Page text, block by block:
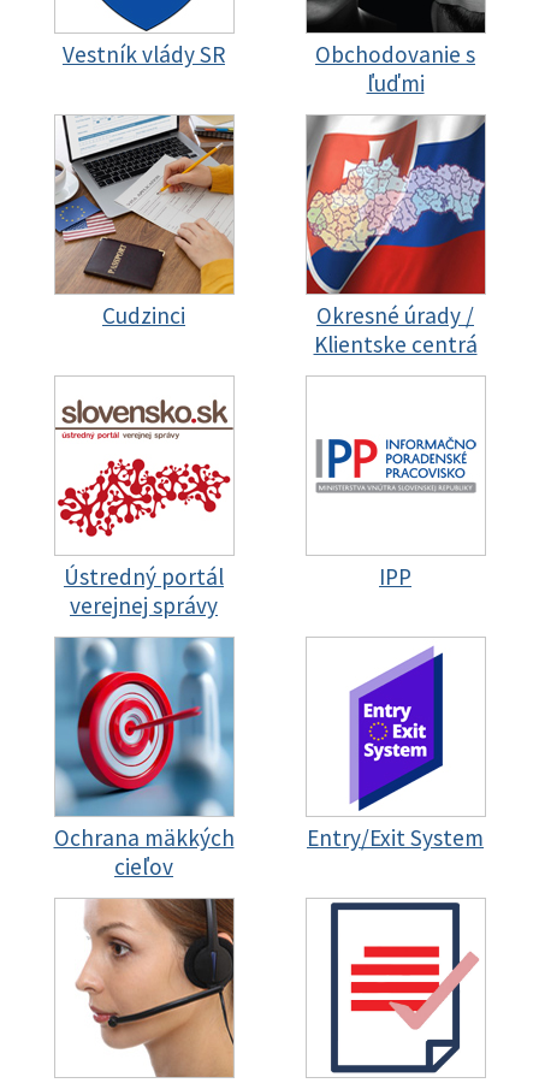
Vestník vlády SR
Obchodovanie s
ľuďmi
Cudzinci
Okresné úrady /
Klientske centrá
Ústredný portál
verejnej správy
IPP
Ochrana mäkkých
cieľov
Entry/Exit System